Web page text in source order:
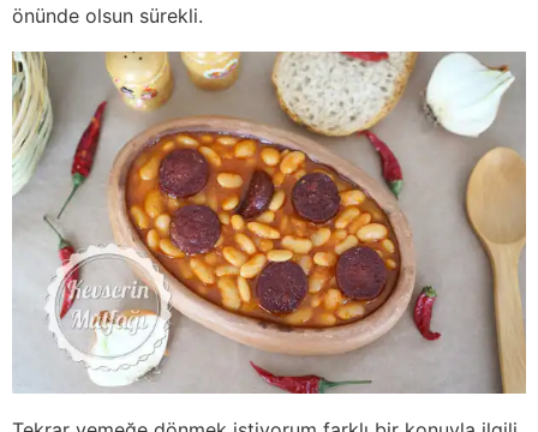
önünde olsun sürekli.